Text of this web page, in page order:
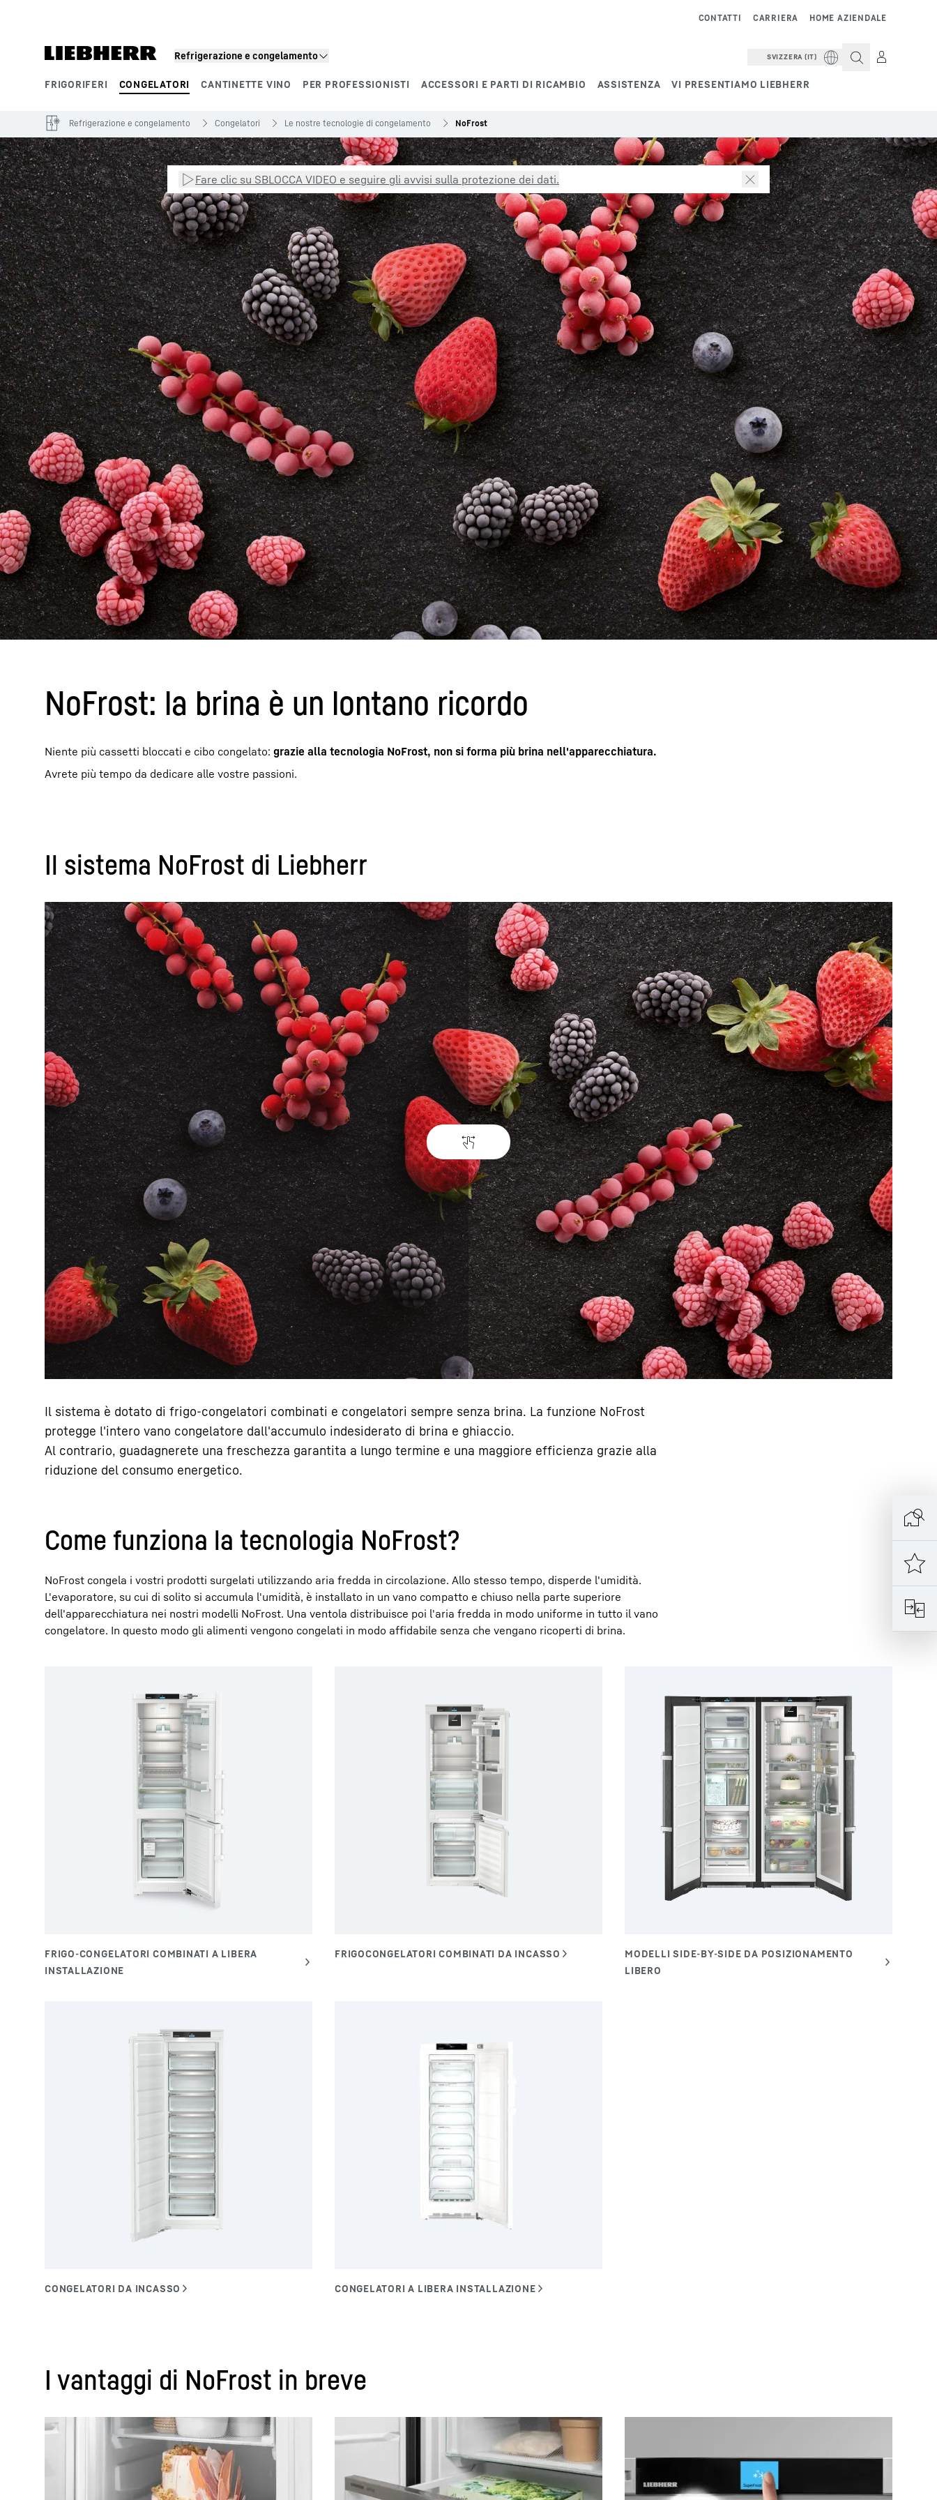
Refrigerazione e congelamento
FRIGORIFERI CONGELATORI CANTINETTE VINO PER PROFESSIONISTI ACCESSORI E PARTI DI RICAMBIO ASSISTENZA VI PRESENTIAMO LIEBHERR
HOME AZIENDALE
CARRIERA
CONTATTI
SVIZZERA (IT)
Segmenti di prodotto
Maggiori informazioni sulla società Carriera in Liebherr
Refrigerazione e congelamento Congelatori Le nostre tecnologie di congelamento NoFrost
Fare clic su SBLOCCA VIDEO e seguire gli avvisi sulla protezione dei dati.
NoFrost: la brina è un lontano ricordo
Niente più cassetti bloccati e cibo congelato: grazie alla tecnologia NoFrost, non si forma più brina nell'apparecchiatura.
Avrete più tempo da dedicare alle vostre passioni.
Il sistema NoFrost di Liebherr
Il sistema è dotato di frigo-congelatori combinati e congelatori sempre senza brina. La funzione NoFrost
protegge l'intero vano congelatore dall'accumulo indesiderato di brina e ghiaccio.
Al contrario, guadagnerete una freschezza garantita a lungo termine e una maggiore efficienza grazie alla
riduzione del consumo energetico.
Come funziona la tecnologia NoFrost?
NoFrost congela i vostri prodotti surgelati utilizzando aria fredda in circolazione. Allo stesso tempo, disperde l'umidità.
L'evaporatore, su cui di solito si accumula l'umidità, è installato in un vano compatto e chiuso nella parte superiore
dell'apparecchiatura nei nostri modelli NoFrost. Una ventola distribuisce poi l'aria fredda in modo uniforme in tutto il vano
congelatore. In questo modo gli alimenti vengono congelati in modo affidabile senza che vengano ricoperti di brina.
I vantaggi di NoFrost in breve